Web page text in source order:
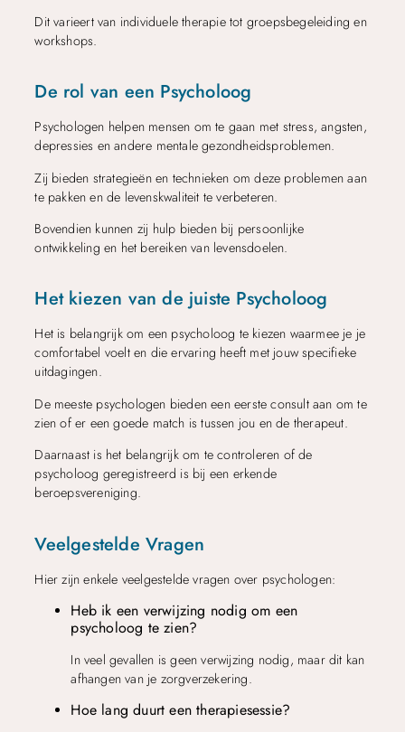
Dit varieert van individuele therapie tot groepsbegeleiding en
workshops.
De rol van een Psycholoog
Psychologen helpen mensen om te gaan met stress, angsten,
depressies en andere mentale gezondheidsproblemen.
Zij bieden strategieën en technieken om deze problemen aan
te pakken en de levenskwaliteit te verbeteren.
Bovendien kunnen zij hulp bieden bij persoonlijke
ontwikkeling en het bereiken van levensdoelen.
Het kiezen van de juiste Psycholoog
Het is belangrijk om een psycholoog te kiezen waarmee je je
comfortabel voelt en die ervaring heeft met jouw specifieke
uitdagingen.
De meeste psychologen bieden een eerste consult aan om te
zien of er een goede match is tussen jou en de therapeut.
Daarnaast is het belangrijk om te controleren of de
psycholoog geregistreerd is bij een erkende
beroepsvereniging.
Veelgestelde Vragen
Hier zijn enkele veelgestelde vragen over psychologen:
Heb ik een verwijzing nodig om een
psycholoog te zien?
In veel gevallen is geen verwijzing nodig, maar dit kan
afhangen van je zorgverzekering.
Hoe lang duurt een therapiesessie?